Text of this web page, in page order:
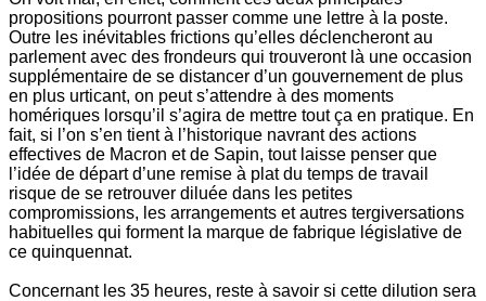
propositions pourront passer comme une lettre à la poste.
Outre les inévitables frictions qu’elles déclencheront au
parlement avec des frondeurs qui trouveront là une occasion
supplémentaire de se distancer d’un gouvernement de plus
en plus urticant, on peut s’attendre à des moments
homériques lorsqu’il s’agira de mettre tout ça en pratique. En
fait, si l’on s’en tient à l’historique navrant des actions
effectives de Macron et de Sapin, tout laisse penser que
l’idée de départ d’une remise à plat du temps de travail
risque de se retrouver diluée dans les petites
compromissions, les arrangements et autres tergiversations
habituelles qui forment la marque de fabrique législative de
ce quinquennat.
Concernant les 35 heures, reste à savoir si cette dilution sera